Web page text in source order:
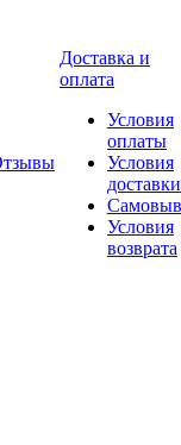
Доставка и
оплата
Условия
оплаты
Условия
доставки
Условия
возврата